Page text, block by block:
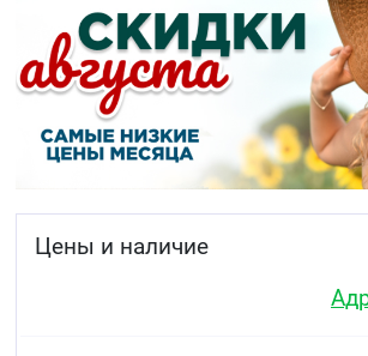
Всасывание
Цитизин ;быстро всасывается из
кишечного тракта после его
применения. Максимальная
препарата в плазме крови
и достигается в течение 0,92 ;ч.
Распределение
Клинические данные о
людей отсутствуют.
У мышей высокие плазменные
применения устанавливаются в
Цены и наличие